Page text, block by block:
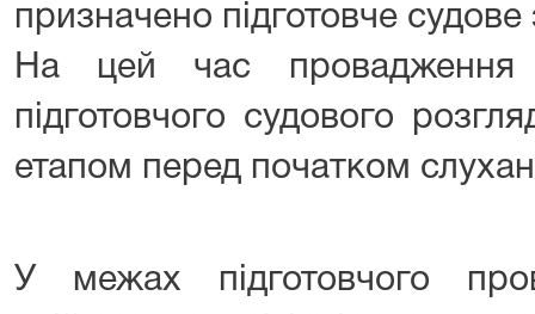
призначено підготовче судове
На цей час провадження
підготовчого судового
етапом перед початком
У межах підготовчого